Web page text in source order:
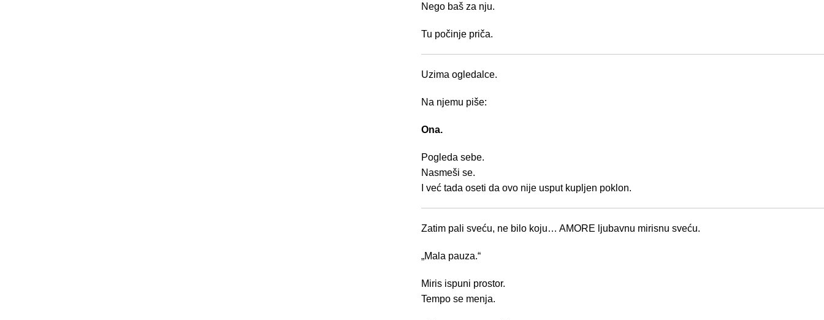
Nego baš za nju.
Tu počinje priča.
Uzima ogledalce.
Na njemu piše:
Ona.
Pogleda sebe.
Nasmeši se.
I već tada oseti da ovo nije usput kupljen poklon.
Zatim pali sveću, ne bilo koju… AMORE ljubavnu mirisnu sveću.
„Mala pauza.“
Miris ispuni prostor.
Tempo se menja.